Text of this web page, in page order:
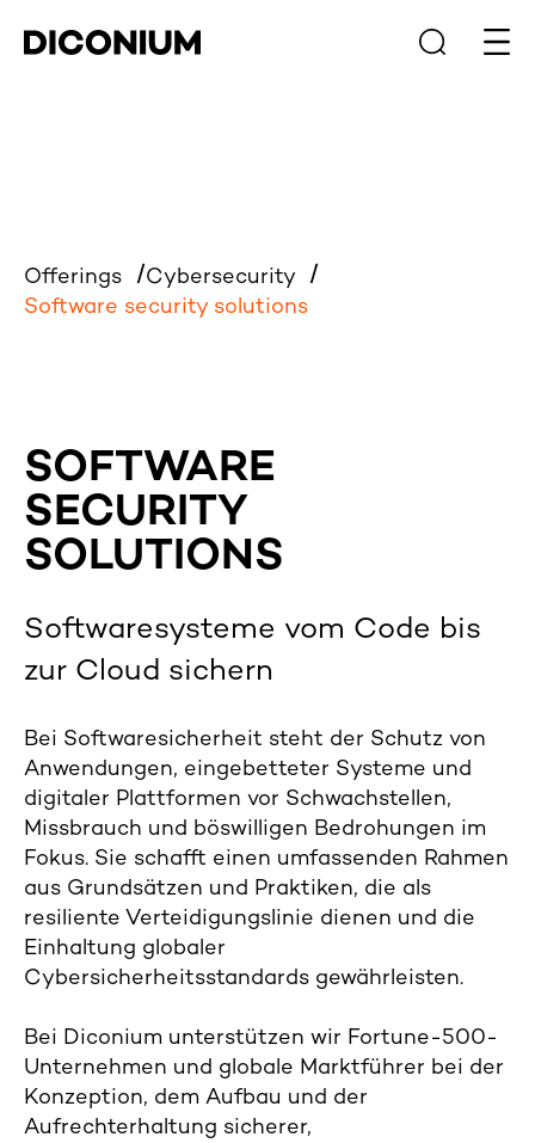
Offerings
Cybersecurity
Software security solutions
SOFTWARE
SECURITY
SOLUTIONS
Softwaresysteme vom Code bis
zur Cloud sichern
Bei Softwaresicherheit steht der Schutz von
Anwendungen, eingebetteter Systeme und
digitaler Plattformen vor Schwachstellen,
Missbrauch und böswilligen Bedrohungen im
Fokus. Sie schafft einen umfassenden Rahmen
aus Grundsätzen und Praktiken, die als
resiliente Verteidigungslinie dienen und die
Einhaltung globaler
Cybersicherheitsstandards gewährleisten.
Bei Diconium unterstützen wir Fortune-500-
Unternehmen und globale Marktführer bei der
Konzeption, dem Aufbau und der
Aufrechterhaltung sicherer,